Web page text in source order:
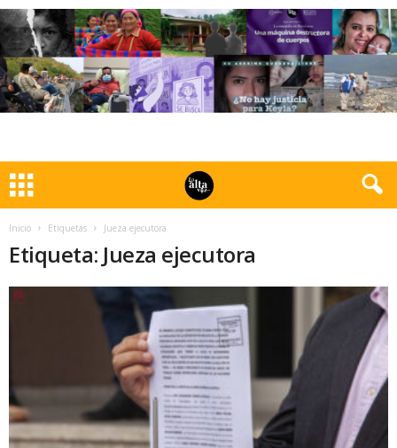
Inicio Etiquetas Jueza ejecutora
Etiqueta: Jueza ejecutora